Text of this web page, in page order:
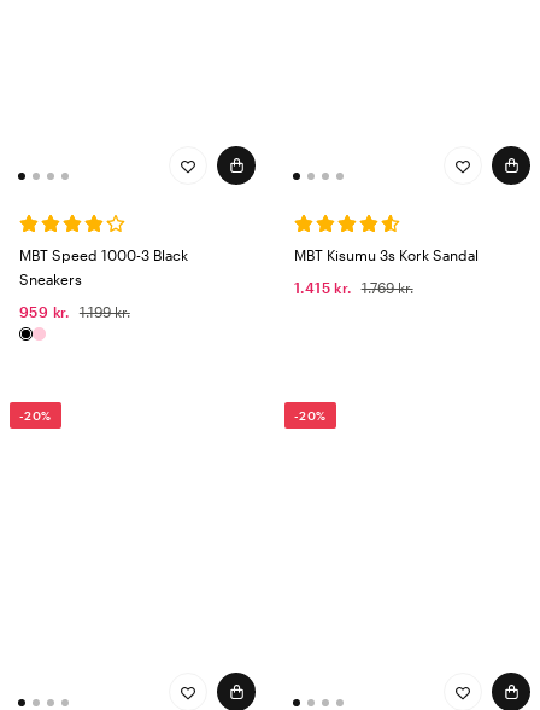
MBT Speed 1000-3 Black
Sneakers
959 kr.
1.199 kr.
MBT Kisumu 3s Kork Sandal
1.415 kr.
1.769 kr.
-20% -20%